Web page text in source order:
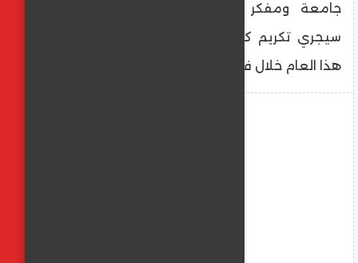
جامعة ومفكر وروائي وشاعر»، موضحا أنه
سيجري تكريم كل الحاصلين على جوائز الدولة
هذا العام خلال فعاليات المعرض.